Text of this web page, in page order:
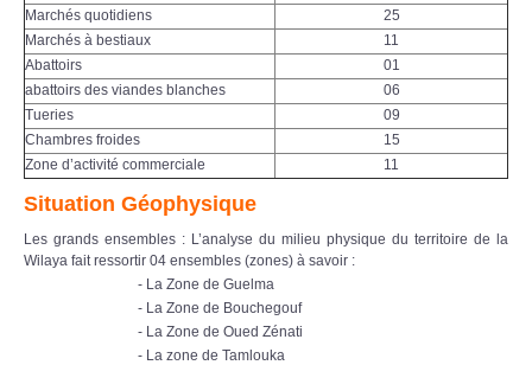
Marchés quotidiens
25
Marchés à bestiaux
11
Abattoirs
01
abattoirs des viandes blanches
06
Tueries
09
Chambres froides
15
Zone d’activité commerciale
11
Situation Géophysique
Les grands ensembles : L’analyse du milieu physique du territoire de la
Wilaya fait ressortir 04 ensembles (zones) à savoir :
- La Zone de Guelma
- La Zone de Bouchegouf
- La Zone de Oued Zénati
- La zone de Tamlouka